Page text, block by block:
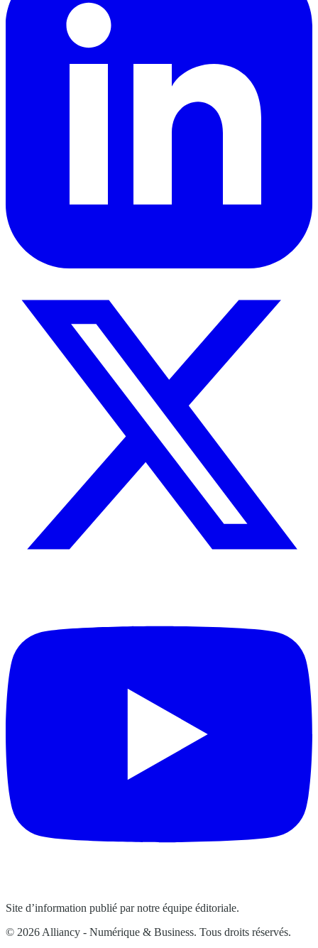
Site d’information publié par notre équipe éditoriale.
© 2026 Alliancy - Numérique & Business. Tous droits réservés.